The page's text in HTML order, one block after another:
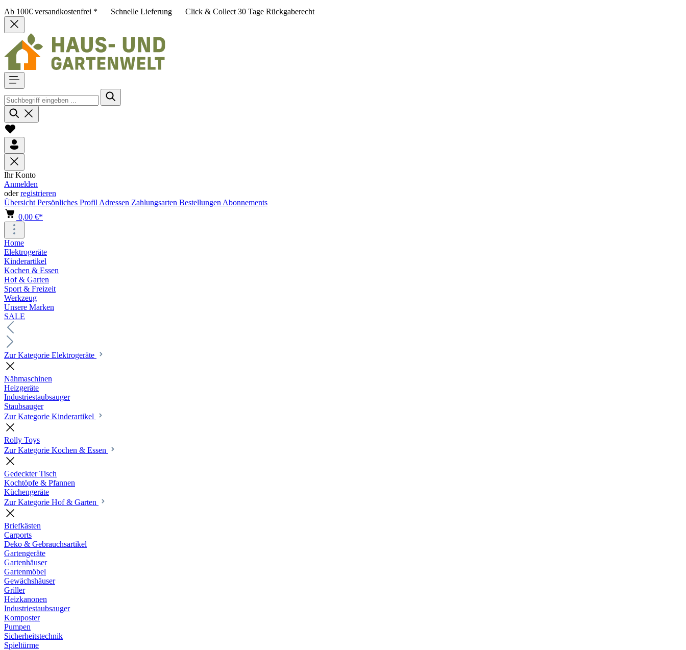
Ab 100€ versandkostenfrei * Schnelle Lieferung Click & Collect 30 Tage Rückgaberecht
Ihr Konto
Anmelden
oderregistrieren
Übersicht Persönliches Profil Adressen Zahlungsarten Bestellungen Abonnements
0,00 €*
Home
Elektrogeräte
Kinderartikel
Kochen & Essen
Hof & Garten
Sport & Freizeit
Werkzeug
Unsere Marken
SALE
Zur Kategorie Elektrogeräte
Nähmaschinen
Heizgeräte
Industriestaubsauger
Staubsauger
Zur Kategorie Kinderartikel
Rolly Toys
Zur Kategorie Kochen & Essen
Gedeckter Tisch
Kochtöpfe & Pfannen
Küchengeräte
Zur Kategorie Hof & Garten
Briefkästen
Carports
Deko & Gebrauchsartikel
Gartengeräte
Gartenhäuser
Gartenmöbel
Gewächshäuser
Griller
Heizkanonen
Industriestaubsauger
Komposter
Pumpen
Sicherheitstechnik
Spieltürme